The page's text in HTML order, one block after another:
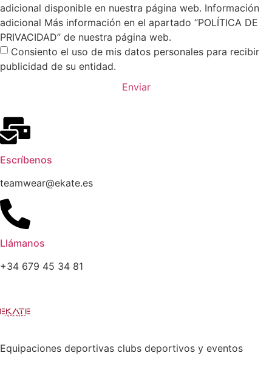
adicional disponible en nuestra página web. Información
adicional Más información en el apartado “POLÍTICA DE
PRIVACIDAD” de nuestra página web.
Consiento el uso de mis datos personales para recibir
publicidad de su entidad.
Enviar
Escríbenos
teamwear@ekate.es
Llámanos
+34 679 45 34 81
Equipaciones deportivas clubs deportivos y eventos